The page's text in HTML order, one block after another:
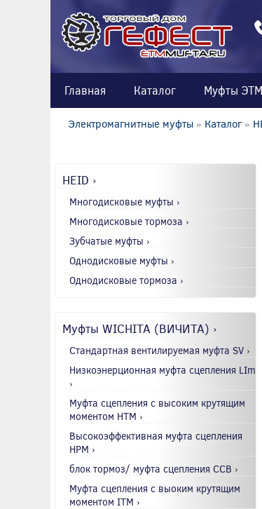
Главная Каталог Муфты ЭТМ
Электромагнитные муфты » Каталог»
HEID ›
Многодисковые муфты ›
Многодисковые тормоза ›
Зубчатые муфты ›
Однодисковые муфты ›
Однодисковые тормоза ›
Муфты WICHITA (ВИЧИТА) ›
Стандартная вентилируемая муфта SV ›
Низкоэнерционная муфта сцепления LIm
›
Муфта сцепления с высоким крутящим
моментом HTM ›
Высокоэффективная муфта сцепления
HPM ›
блок тормоз/ муфта сцепления CCB ›
Муфта сцепления с выоким крутящим
моментом ITM ›